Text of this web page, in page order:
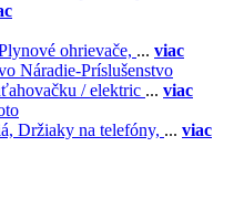
ohrievače, ... viac
Náradie-Príslušenstvo
/ elektric ... viac
Držiaky na telefóny, ... viac